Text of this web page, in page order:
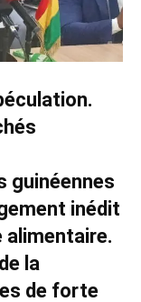
guinéennes
inédit
alimentaire.
la
de forte